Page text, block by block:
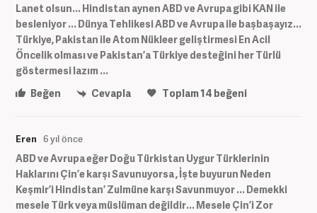
Lanet olsun... Hindistan aynen ABD ve Avrupa gibi KAN ile
besleniyor ... Dünya Tehlikesi ABD ve Avrupa ile başbaşayız...
Türkiye, Pakistan ile Atom Nükleer geliştirmesi En Acil
Öncelik olması ve Pakistan’a Türkiye desteğini her Türlü
göstermesi lazım ...
Beğen
Cevapla Toplam14 beğeni
Eren 6 yıl önce
ABD ve Avrupa eğer Doğu Türkistan Uygur Türklerinin
Haklarını Çin’e karşı Savunuyorsa , İşte buyurun Neden
Keşmir’i Hindistan’ Zulmüne karşı Savunmuyor ... Demekki
mesele Türk veya müslüman değildir... Mesele Çin’i Zor